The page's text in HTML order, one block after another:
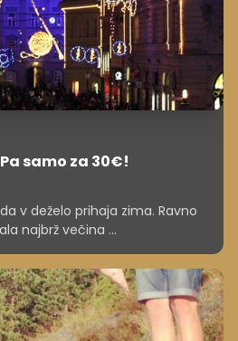
samo za 30€!
v deželo prihaja zima. Ravno
najbrž večina ...